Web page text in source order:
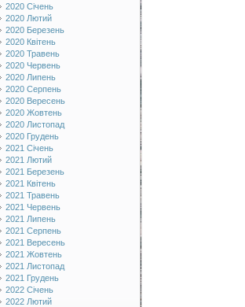
2020 Січень
2020 Лютий
2020 Березень
2020 Квітень
2020 Травень
2020 Червень
2020 Липень
2020 Серпень
2020 Вересень
2020 Жовтень
2020 Листопад
2020 Грудень
2021 Січень
2021 Лютий
2021 Березень
2021 Квітень
2021 Травень
2021 Червень
2021 Липень
2021 Серпень
2021 Вересень
2021 Жовтень
2021 Листопад
2021 Грудень
2022 Січень
2022 Лютий